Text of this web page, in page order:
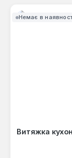
Немає в
Витяжка